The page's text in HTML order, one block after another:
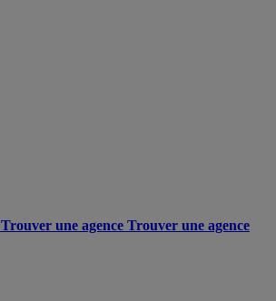
Trouver une agence Trouver une agence